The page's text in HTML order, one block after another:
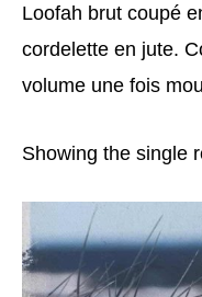
Loofah brut coupé
cordelette en jute.
volume une fois
Showing the single